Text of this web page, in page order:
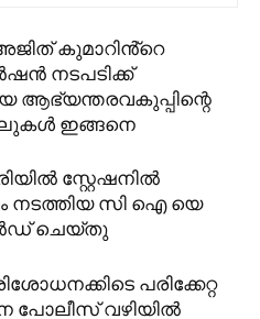
കുമാറിൻ്റെ
നടപടിക്ക്
ആഭ്യന്തരവകുപ്പിന്റെ
ഇങ്ങനെ
സ്റ്റേഷനിൽ
നടത്തിയ സി ഐ യെ
ചെയ്തു
പരിക്കേറ്റ
പോലീസ് വഴിയിൽ